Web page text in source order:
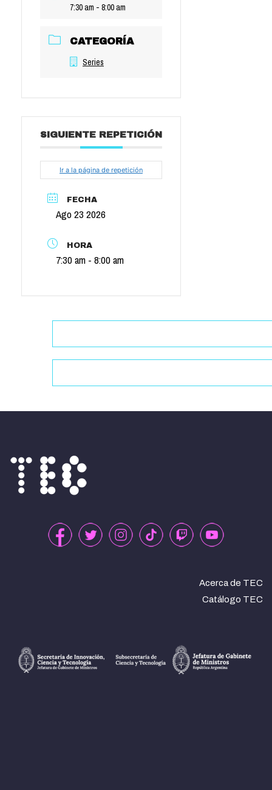
7:30 am - 8:00 am
CATEGORÍA
Series
SIGUIENTE REPETICIÓN
Ir a la página de repetición
FECHA
Ago 23 2026
HORA
7:30 am - 8:00 am
Acerca de TEC
Catálogo TEC